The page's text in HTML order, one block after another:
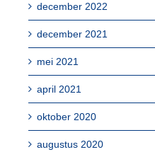
december 2022
december 2021
mei 2021
april 2021
oktober 2020
augustus 2020